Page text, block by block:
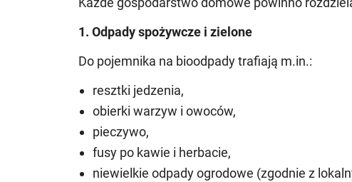
1. Odpady spożywcze i zielone
Do pojemnika na bioodpady trafiają m.in.:
resztki jedzenia,
obierki warzyw i owoców,
pieczywo,
fusy po kawie i herbacie,
niewielkie odpady ogrodowe (zgodnie z